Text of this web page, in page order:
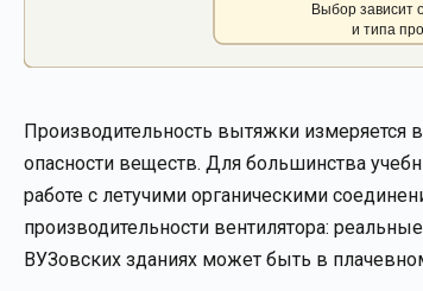
Выбор зависит
и типа
Производительность вытяжки измеряется
опасности веществ. Для большинства
работе с летучими органическими
производительности вентилятора:
ВУЗовских зданиях может быть в